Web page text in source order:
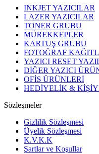
INKJET YAZICILAR
LAZER YAZICILAR
TONER GRUBU
MÜREKKEPLER
KARTUŞ GRUBU
FOTOĞRAF
YAZICI RESET
DİĞER YAZICI
OFİS ÜRÜNLERİ
HEDİYELİK &
Sözleşmeler
Gizlilik Sözleşmesi
Üyelik Sözleşmesi
K.V.K.K
Şartlar ve Koşullar